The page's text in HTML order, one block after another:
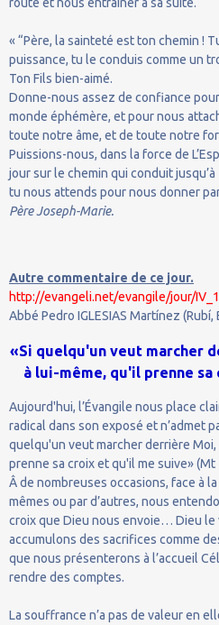
« “Père, la sainteté est ton chemin !
puissance, tu le conduis comme un
Ton Fils bien-aimé.
Donne-nous assez de confiance
monde éphémère, et pour nous
toute notre âme, et de toute notre
Puissions-nous, dans la force de
jour sur le chemin qui conduit jusqu’à
tu nous attends pour nous donner
Père Joseph-Marie.
Autre commentaire de ce jour.
http://evangeli.net/evangile/jour/
Abbé Pedro IGLESIAS Martínez
«Si quelqu'un veut marcher
à lui-même, qu'il prenne
Aujourd'hui, l’Évangile nous place
radical dans son exposé et n’admet
quelqu'un veut marcher derrière
prenne sa croix et qu'il me suive» (Mt
Â de nombreuses occasions, face à
mêmes ou par d’autres, nous
croix que Dieu nous envoie… Dieu
accumulons des sacrifices comme
que nous présenterons à l’accueil
rendre des comptes.
La souffrance n’a pas de valeur en